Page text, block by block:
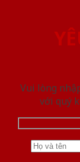
Vui lòng
với quý